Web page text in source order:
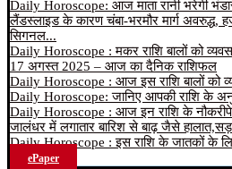
Daily Horoscope: आज माता रानी भरेगी
लैंडस्लाइड के कारण चंबा-भरमौर मार्ग अवरुद्ध,
सिगनल...
Daily Horoscope : मकर राशि बालों को
17 अगस्त 2025 – आज का दैनिक राशिफल
Daily Horoscope : आज इस राशि बालों को
Daily Horoscope: जानिए आपकी राशि के
Daily Horoscope : आज इन राशि के
जालंधर में लगातार बारिश से बाढ़ जैसे
Daily Horoscope : इस राशि के जातकों के
ePaper